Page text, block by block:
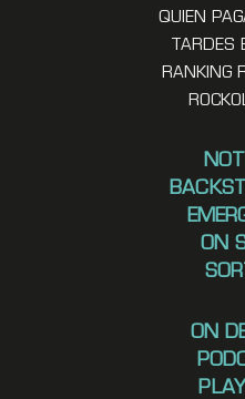
QUIEN
TARDES
RANKING
ON
ON